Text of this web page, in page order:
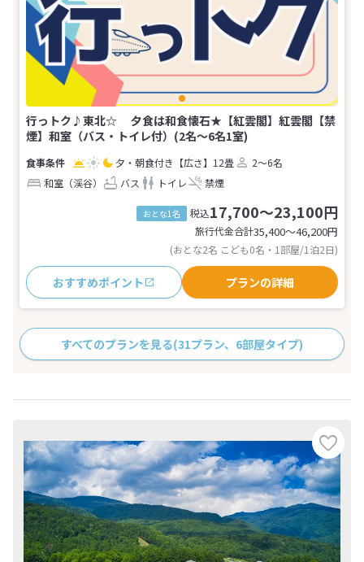
行っトク♪東北☆ 夕食は和食懐石★【紅雲閣】紅雲閣【禁
煙】和室（バス・トイレ付）(2名～6名1室)
夕・朝食付き 【広さ】12畳
2～6名
和室（渓谷）
バス トイレ 禁煙
おとな1名 税込17,700～23,100円
旅行代金合計35,400〜46,200円
(おとな2名 こども0名・1部屋/1泊2日)
おすすめポイント プランの詳細
すべてのプランを見る(31プラン、6部屋タイプ)